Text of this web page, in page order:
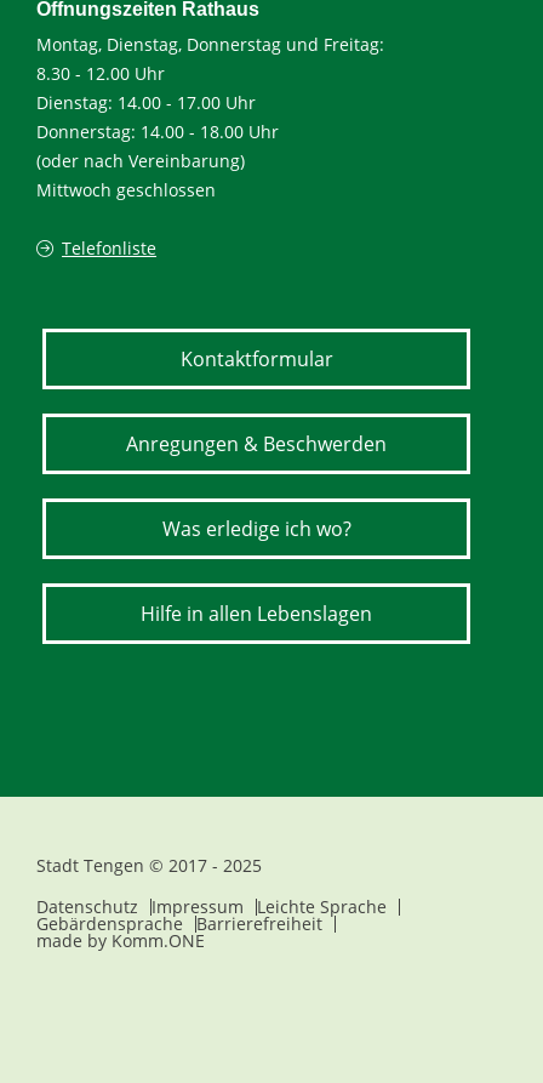
Öffnungszeiten Rathaus
Montag, Dienstag, Donnerstag und Freitag:
8.30 - 12.00 Uhr
Dienstag: 14.00 - 17.00 Uhr
Donnerstag: 14.00 - 18.00 Uhr
(oder nach Vereinbarung)
Mittwoch geschlossen
Telefonliste
Kontaktformular
Anregungen & Beschwerden
Was erledige ich wo?
Hilfe in allen Lebenslagen
Stadt Tengen © 2017 - 2025
Datenschutz
Impressum Leichte Sprache
Gebärdensprache Barrierefreiheit
made by Komm.ONE